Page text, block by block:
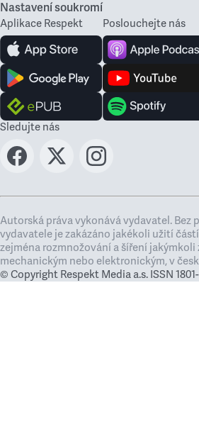
Nastavení soukromí
Aplikace Respekt Poslouchejte nás
Sledujte nás
Autorská práva vykonává vydavatel. Bez
vydavatele je zakázáno jakékoli užití
zejména rozmnožování a šíření jakýmkoli
mechanickým nebo elektronickým, v
© Copyright Respekt Media a.s. ISSN